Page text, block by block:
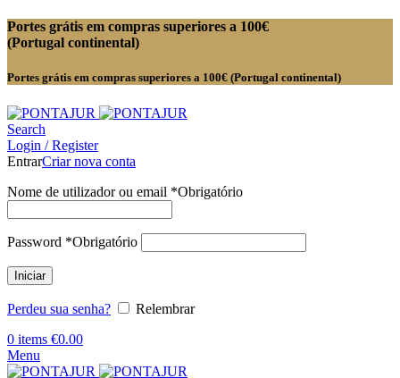
Portes grátis em compras superiores a 100€
(Portugal continental)
Portes grátis em compras superiores a 100€ (Portugal continental)
Search
Login / Register
EntrarCriar nova conta
Nome de utilizador ou email *Obrigatório
Password *Obrigatório
Iniciar
Perdeu sua senha?
Relembrar
0 items €0.00
Menu